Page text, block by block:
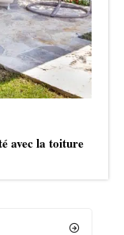
avec la toiture